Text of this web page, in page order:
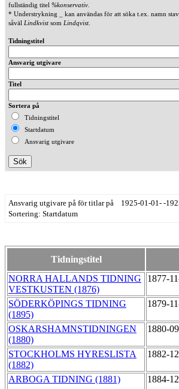
fullständig titel %konservativ
* Understrykning _ kan användas för att söka t.ex. namn
såväl Lindkvistsom Lindqvist.
Tidningstitel
Ansvarig utgivare
Titel
Sortera på
Tidningstitel
Startdatum
Ansvarig utgivare
Ansvarig utgivare på för titlar på 1925-01-01- -
Sortering: Startdatum
Tidningstitel
NORRA HALLANDS TIDNING
VESTKUSTEN (1876)
1877-
SÖDERKÖPINGS TIDNING
(1895)
1879-
OSKARSHAMNSTIDNINGEN
(1880)
1880-
STOCKHOLMS HYRESLISTA
(1882)
1882-
ARBOGA TIDNING (1881) 1884-